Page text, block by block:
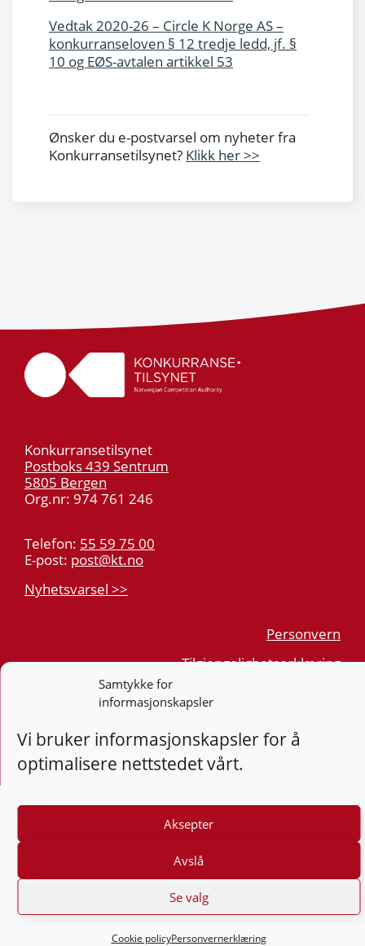
Samtykke for
informasjonskapsler
Vi bruker informasjonskapsler for å
optimalisere nettstedet vårt.
Aksepter
Avslå
Se valg
Cookie policyPersonvernerklæring
Vedtak 2020-26 – Circle K Norge AS –
konkurranseloven § 12 tredje ledd, jf. §
10 og EØS-avtalen artikkel 53
Ønsker du e-postvarsel om nyheter fra
Konkurransetilsynet? Klikk her >>
Konkurransetilsynet
Postboks 439 Sentrum
5805 Bergen
Org.nr: 974 761 246
Telefon: 55 59 75 00
E-post: post@kt.no
Nyhetsvarsel >>
Personvern
Tilgjengelighetserklæring